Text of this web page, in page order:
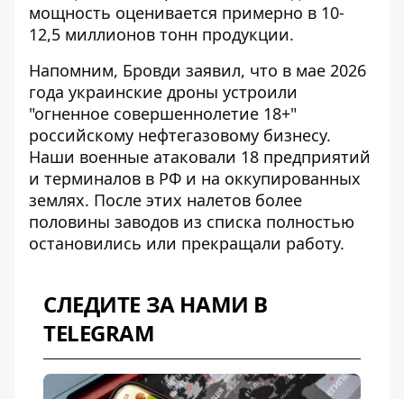
мощность оценивается примерно в 10-
12,5 миллионов тонн продукции.
Напомним, Бровди заявил, что в мае 2026
года украинские дроны устроили
"огненное совершеннолетие 18+"
российскому нефтегазовому бизнесу.
Наши военные атаковали 18 предприятий
и терминалов в РФ и на оккупированных
землях. После этих налетов более
половины заводов из списка полностью
остановились или прекращали работу.
СЛЕДИТЕ ЗА НАМИ В
TELEGRAM